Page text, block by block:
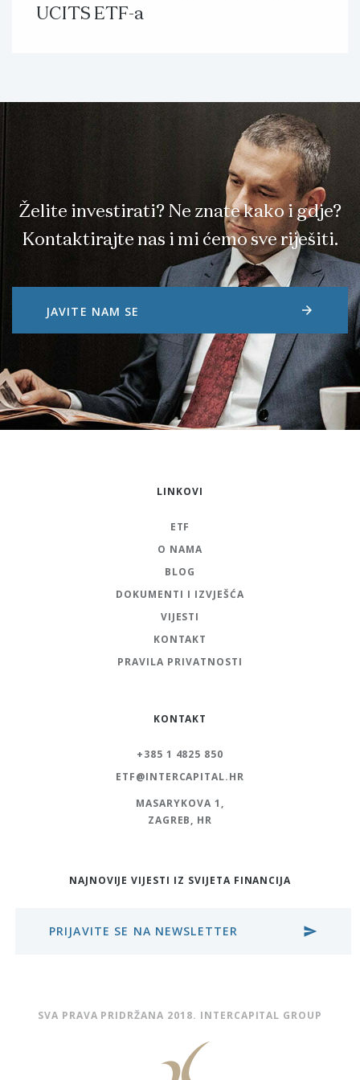
UCITS ETF-a
Želite investirati? Ne znate kako i gdje?
Kontaktirajte nas i mi ćemo sve riješiti.
JAVITE NAM SE arrow_forward
LINKOVI
ETF
O NAMA
BLOG
DOKUMENTI I IZVJEŠĆA
VIJESTI
KONTAKT
PRAVILA PRIVATNOSTI
KONTAKT
+385 1 4825 850
ETF@INTERCAPITAL.HR
MASARYKOVA 1,
ZAGREB, HR
NAJNOVIJE VIJESTI IZ SVIJETA FINANCIJA
PRIJAVITE SE NA NEWSLETTER send
SVA PRAVA PRIDRŽANA 2018. INTERCAPITAL GROUP